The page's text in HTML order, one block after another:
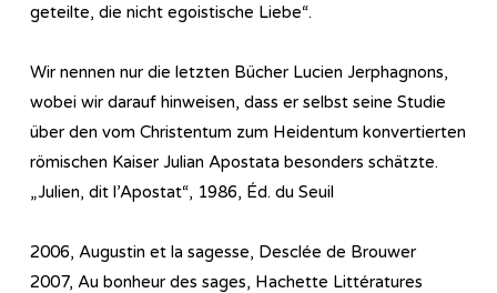
geteilte, die nicht egoistische Liebe“.
Wir nennen nur die letzten Bücher Lucien Jerphagnons,
wobei wir darauf hinweisen, dass er selbst seine Studie
über den vom Christentum zum Heidentum konvertierten
römischen Kaiser Julian Apostata besonders schätzte.
„Julien, dit l’Apostat“, 1986, Éd. du Seuil
2006, Augustin et la sagesse, Desclée de Brouwer
2007, Au bonheur des sages, Hachette Littératures